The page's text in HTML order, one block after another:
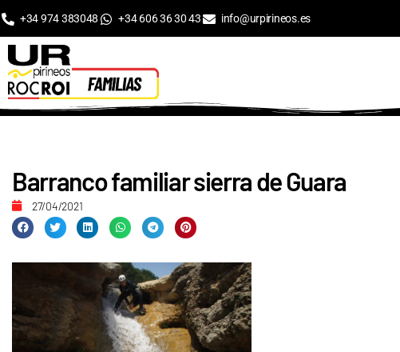
+34 974 383048 +34 606 36 30 43 info@urpirineos.es
Barranco familiar sierra de Guara
27/04/2021